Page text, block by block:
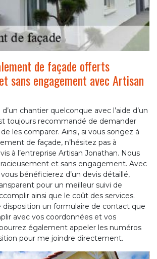
de façade offerts
sans engagement avec Artisan
chantier quelconque avec l’aide d’un
toujours recommandé de demander
les comparer. Ainsi, si vous songez à
de façade, n’hésitez pas à
à l’entreprise Artisan Jonathan. Nous
et sans engagement. Avec
bénéficierez d’un devis détaillé,
pour un meilleur suivi de
ainsi que le coût des services.
disposition un formulaire de contact que
avec vos coordonnées et vos
également appeler les numéros
pour me joindre directement.